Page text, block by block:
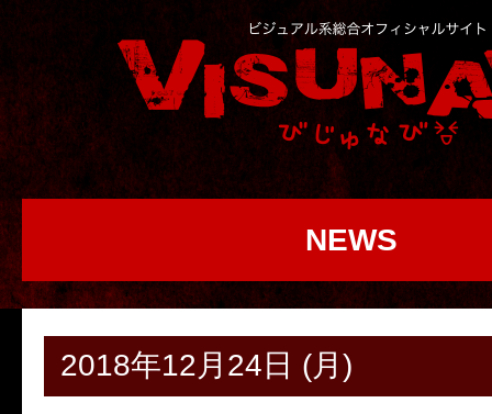
NEWS
2018年12月24日 (月)